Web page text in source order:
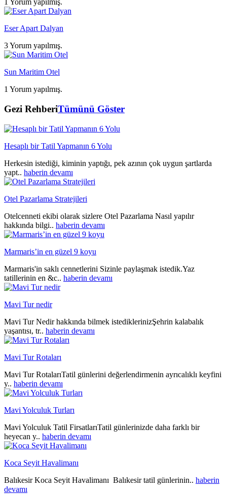
1 Yorum yapılmış.
Eser Apart Dalyan
3 Yorum yapılmış.
Sun Maritim Otel
1 Yorum yapılmış.
Gezi RehberiTümünü Göster
Hesaplı bir Tatil Yapmanın 6 Yolu
Herkesin istediği, kiminin yaptığı, pek azının çok uygun şartlarda
yapt.. haberin devamı
Otel Pazarlama Stratejileri
Otelcenneti ekibi olarak sizlere Otel Pazarlama Nasıl yapılır
hakkında bilgi.. haberin devamı
Marmaris’in en güzel 9 koyu
Marmaris'in saklı cennetlerini Sizinle paylaşmak istedik.Yaz
tatillerinin en &c.. haberin devamı
Mavi Tur nedir
Mavi Tur Nedir hakkında bilmek istediklerinizŞehrin kalabalık
yaşantısı, tr.. haberin devamı
Mavi Tur Rotaları
Mavi Tur RotalarıTatil günlerini değerlendirmenin ayrıcalıklı keyfini
y.. haberin devamı
Mavi Yolculuk Turları
Mavi Yolculuk Tatil FirsatlarıTatil günlerinizde daha farklı bir
heyecan y.. haberin devamı
Koca Seyit Havalimanı
Balıkesir Koca Seyit Havalimanı Balıkesir tatil günlerinin.. haberin
devamı